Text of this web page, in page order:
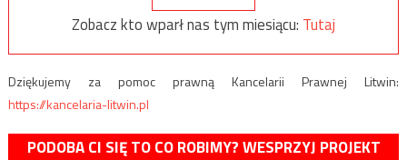
Zobacz kto wparł nas tym miesiącu: Tutaj
Dziękujemy za pomoc prawną Kancelarii Prawnej Litwin:
https://kancelaria-litwin.pl
PODOBA CI SIĘ TO CO ROBIMY? WESPRZYJ PROJEKT